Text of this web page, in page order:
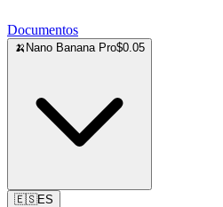
Documentos
🍌 Nano Banana Pro$0.05
🇪🇸ES